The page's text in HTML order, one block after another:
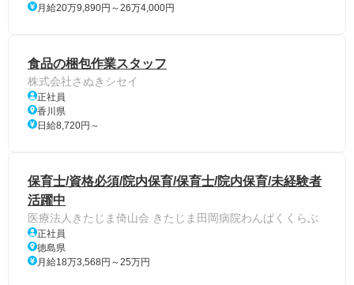
月給20万9,890円～26万4,000円
食品の梱包作業スタッフ
株式会社さぬきシセイ
正社員
香川県
日給8,720円～
保育士/資格必須/院内保育/保育士/院内保育/未経験者
活躍中
医療法人きたじま倚山会 きたじま田岡病院わんぱくくらぶ
正社員
徳島県
月給18万3,568円～25万円